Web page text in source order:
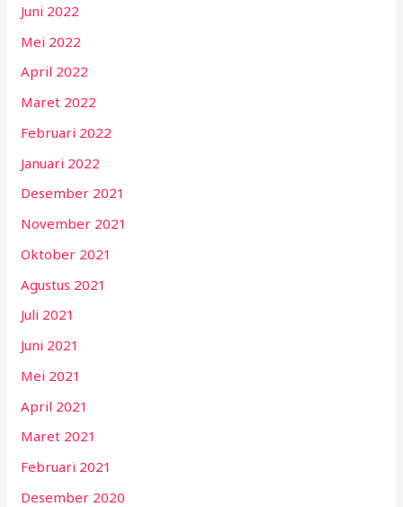
Juni 2022
Mei 2022
April 2022
Maret 2022
Februari 2022
Januari 2022
Desember 2021
November 2021
Oktober 2021
Agustus 2021
Juli 2021
Juni 2021
Mei 2021
April 2021
Maret 2021
Februari 2021
Desember 2020